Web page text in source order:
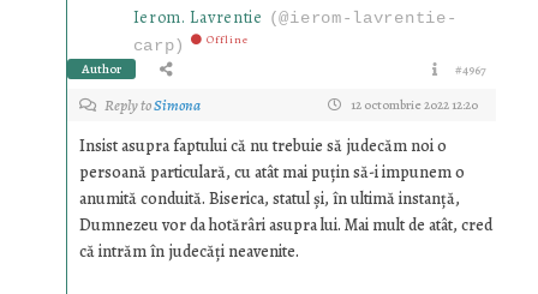
Ierom. Lavrentie (@ierom-lavrentie-
carp)
Offline
Author #4967
Reply toSimona 12 octombrie 2022 12:20
Insist asupra faptului că nu trebuie să judecăm noi o
persoană particulară, cu atât mai puțin să-i impunem o
anumită conduită. Biserica, statul și, în ultimă instanță,
Dumnezeu vor da hotărâri asupra lui. Mai mult de atât, cred
că intrăm în judecăți neavenite.